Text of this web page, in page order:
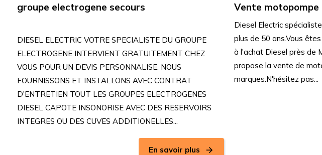
groupe electrogene secours
DIESEL ELECTRIC VOTRE SPECIALISTE DU GROUPE
ELECTROGENE INTERVIENT GRATUITEMENT CHEZ
VOUS POUR UN DEVIS PERSONNALISE. NOUS
FOURNISSONS ET INSTALLONS AVEC CONTRAT
D'ENTRETIEN TOUT LES GROUPES ELECTROGENES
DIESEL CAPOTE INSONORISE AVEC DES RESERVOIRS
INTEGRES OU DES CUVES ADDITIONELLES...
En savoir plus
Vente motopompe
Diesel Electric
plus de 50 ans.Vous
à l'achat Diesel près de
propose la vente de
marques.N'hésitez pas...